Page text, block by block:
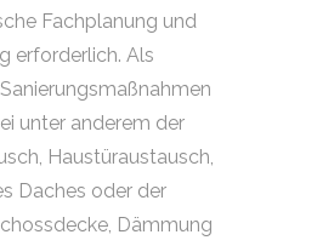
Fachplanung und
erforderlich. Als
unter anderem der
Haustüraustausch,
Daches oder der
Dämmung